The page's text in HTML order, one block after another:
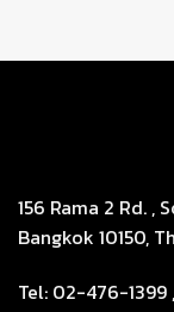
156 Rama 2 Rd. ,
Bangkok 10150,
Tel: 02-476-